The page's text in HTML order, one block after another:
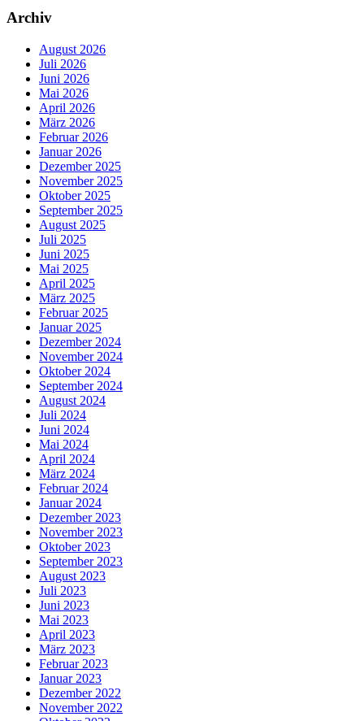
Archiv
August 2026
Juli 2026
Juni 2026
Mai 2026
April 2026
März 2026
Februar 2026
Januar 2026
Dezember 2025
November 2025
Oktober 2025
September 2025
August 2025
Juli 2025
Juni 2025
Mai 2025
April 2025
März 2025
Februar 2025
Januar 2025
Dezember 2024
November 2024
Oktober 2024
September 2024
August 2024
Juli 2024
Juni 2024
Mai 2024
April 2024
März 2024
Februar 2024
Januar 2024
Dezember 2023
November 2023
Oktober 2023
September 2023
August 2023
Juli 2023
Juni 2023
Mai 2023
April 2023
März 2023
Februar 2023
Januar 2023
Dezember 2022
November 2022